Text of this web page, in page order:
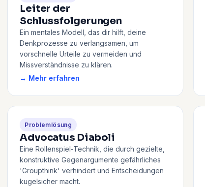
Leiter der
Schlussfolgerungen
Ein mentales Modell, das dir hilft, deine
Denkprozesse zu verlangsamen, um
vorschnelle Urteile zu vermeiden und
Missverständnisse zu klären.
→ Mehr erfahren
Problemlösung
Advocatus Diaboli
Eine Rollenspiel-Technik, die durch gezielte,
konstruktive Gegenargumente gefährliches
'Groupthink' verhindert und Entscheidungen
kugelsicher macht.